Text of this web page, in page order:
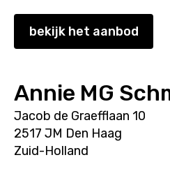
bekijk het aanbod
Annie MG
Jacob de Graefflaan 10
2517 JM Den Haag
Zuid-Holland